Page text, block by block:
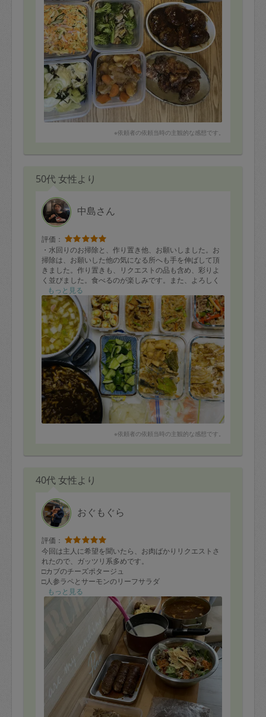
※依頼者の依頼当時の主観的な感想です。
50代 女性より
中島さん
評価：
・水回りのお掃除と、作り置き他、お願いしました。お
掃除は、お願いした他の気になる所へも手を伸ばして頂
きました。作り置きも、リクエストの品も含め、彩りよ
く並びました。食べるのが楽しみです。また、よろしく
お願いします。
もっと見る
※依頼者の依頼当時の主観的な感想です。
40代 女性より
おぐもぐら
評価：
今回は主人に希望を聞いたら、お肉ばかりリクエストさ
れたので、ガッツリ系多めです。
□カブのチーズポタージュ
□人参ラペとサーモンのリーフサラダ
□マッシュポテトと夏野菜の牛肉包み焼き
□鶏肉のきのこ詰め
□チキンカレー
□ローストビーフ
□プルコギ冷凍用
□すりおろし野菜
カブのチーズポタージュ、何かで見てお願いしてみまし
たが、優しい中にもコクがあって、とても美味しかった
です〜！
リピートのローストビーフと牛肉包みは言うまでもあり
ません♡レストランの味ですね♡
テキパキと料理されてますが、ひとつひとつ手間がかか
もっと見る